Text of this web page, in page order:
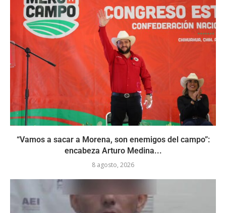
“Vamos a sacar a Morena, son enemigos del campo”:
encabeza Arturo Medina...
8 agosto, 2026